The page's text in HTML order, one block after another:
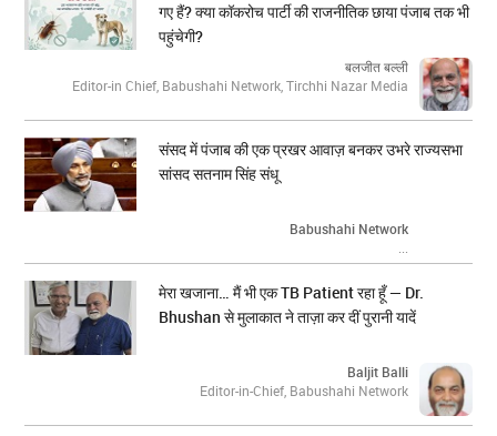
गए हैं? क्या कॉकरोच पार्टी की राजनीतिक छाया पंजाब तक भी
पहुंचेगी?
बलजीत बल्ली
Editor-in Chief, Babushahi Network, Tirchhi Nazar Media
संसद में पंजाब की एक प्रखर आवाज़ बनकर उभरे राज्यसभा
सांसद सतनाम सिंह संधू
Babushahi Network
मेरा खजाना… मैं भी एक TB Patient रहा हूँ — Dr.
Bhushan से मुलाकात ने ताज़ा कर दीं पुरानी यादें
Baljit Balli
Editor-in-Chief, Babushahi Network